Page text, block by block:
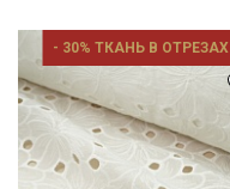
- 30% ТКАНЬ В ОТРЕЗАХ